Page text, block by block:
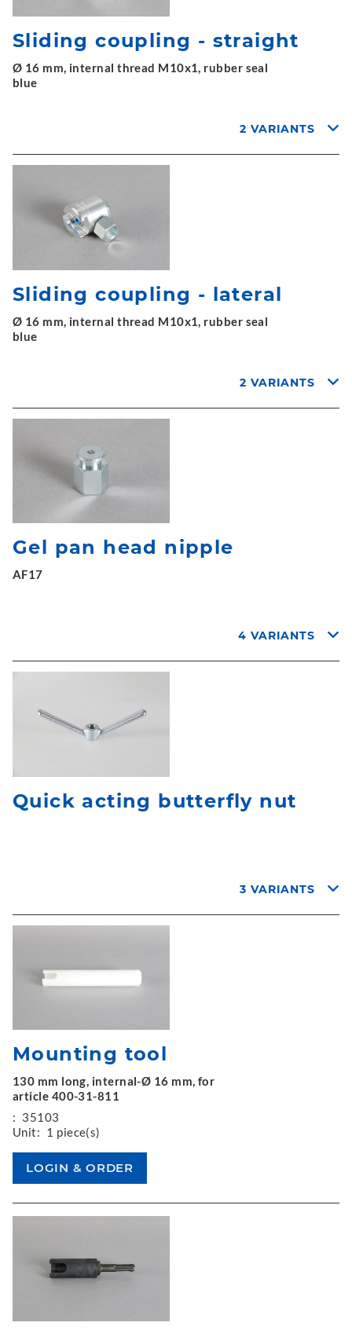
Sliding coupling - straight
Ø 16 mm, internal thread M10x1, rubber seal
blue
2 VARIANTS
Sliding coupling - lateral
Ø 16 mm, internal thread M10x1, rubber seal
blue
2 VARIANTS
Gel pan head nipple
AF17
4 VARIANTS
Quick acting butterfly nut
3 VARIANTS
Mounting tool
130 mm long, internal-Ø 16 mm, for
article 400-31-811
: 35103
Unit: 1 piece(s)